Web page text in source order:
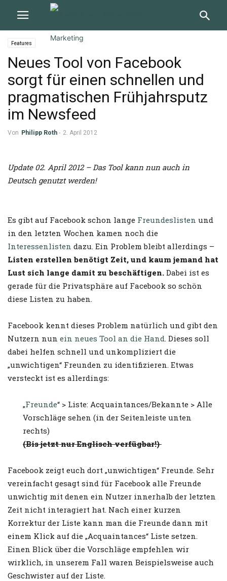
Features
Neues Tool von Facebook
sorgt für einen schnellen und
pragmatischen Frühjahrsputz
im Newsfeed
Von Philipp Roth - 2. April 2012
Update 02. April 2012 – Das Tool kann nun auch in
Deutsch genutzt werden!
Es gibt auf Facebook schon lange Freundeslisten und
in den letzten Wochen kamen noch die
Interessenlisten dazu. Ein Problem bleibt allerdings –
Listen erstellen benötigt Zeit, und kaum jemand hat
Lust sich lange damit zu beschäftigen. Dabei ist es
gerade für die Privatsphäre auf Facebook so schön
diese Listen zu haben.
Facebook kennt dieses Problem natürlich und gibt den
Nutzern nun ein neues Tool an die Hand. Dieses soll
dabei helfen schnell und unkompliziert die
„unwichtigen“ Freunden zu identifizieren. Etwas
versteckt ist es allerdings:
„Freunde“ > Liste: Acquaintances/Bekannte > Alle
Vorschläge sehen (in der Seitenleiste unten
rechts)
(Bis jetzt nur Englisch verfügbar!)
Facebook zeigt euch dort „unwichtigen“ Freunde. Sehr
vereinfacht gesagt sind für Facebook alle Freunde
unwichtig mit denen ein Nutzer innerhalb der letzten
Zeit nicht interagiert hat. Nach einer kurzen
Korrektur der Liste kann man die Freunde dann mit
einem Klick auf die „Acquaintances“ Liste setzen.
Einen Blick über die Vorschläge empfehlen wir
wirklich, in unserem Fall waren Beispielsweise auch
Geschwister auf der Liste.